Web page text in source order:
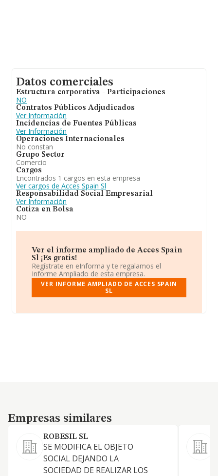
Datos comerciales
Estructura corporativa - Participaciones
NO
Contratos Públicos Adjudicados
Ver Información
Incidencias de Fuentes Públicas
Ver Información
Operaciones Internacionales
No constan
Grupo Sector
Comercio
Cargos
Encontrados 1 cargos en esta empresa
Ver cargos de Acces Spain Sl
Responsabilidad Social Empresarial
Ver Información
Cotiza en Bolsa
NO
Ver el informe ampliado de Acces Spain
Sl ¡Es gratis!
Regístrate en eInforma y te regalamos el
Informe Ampliado de esta empresa.
VER INFORME AMPLIADO DE ACCES SPAIN
SL
Empresas similares
Empresas similares
ROBESIL SL
SE MODIFICA EL OBJETO
SOCIAL DEJANDO LA
SOCIEDAD DE REALIZAR LOS